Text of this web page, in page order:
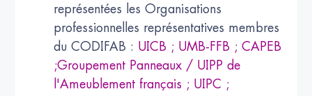
représentées les Organisations
professionnelles représentatives membres
du CODIFAB : UICB ; UMB-FFB ; CAPEB
;Groupement Panneaux / UIPP de
l'Ameublement français ; UIPC ;